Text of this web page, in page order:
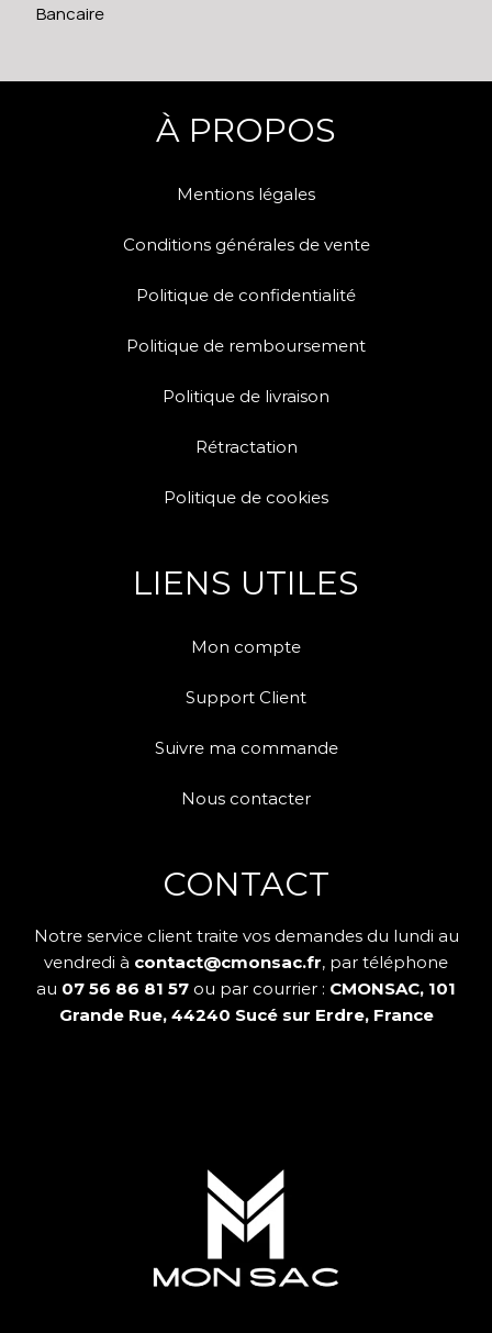
Bancaire
À PROPOS
Mentions légales
Conditions générales de vente
Politique de confidentialité
Politique de remboursement
Politique de livraison
Rétractation
Politique de cookies
LIENS UTILES
Mon compte
Support Client
Suivre ma commande
Nous contacter
CONTACT
Notre service client traite vos demandes du lundi au
vendredi à contact@cmonsac.fr, par téléphone
au 07 56 86 81 57 ou par courrier : CMONSAC, 101
Grande Rue, 44240 Sucé sur Erdre, France